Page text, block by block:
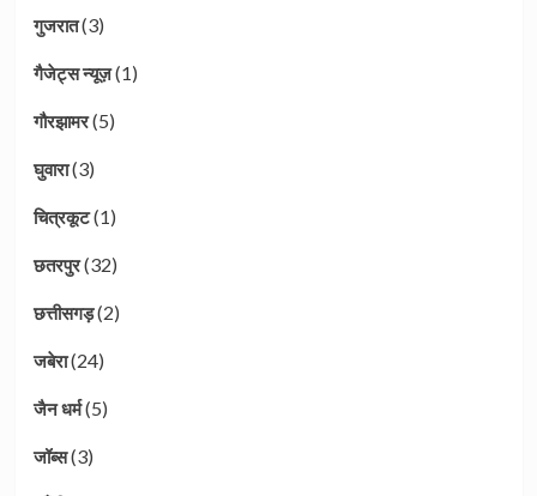
गुजरात(3)
गैजेट्स न्यूज़(1)
गौरझामर(5)
घुवारा(3)
चित्रकूट(1)
छतरपुर(32)
छत्तीसगड़(2)
जबेरा(24)
जैन धर्म(5)
जॉब्स(3)